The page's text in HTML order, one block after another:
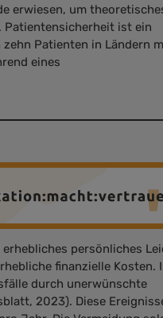
erwiesen, um
Patientensicherheit ist ein
Patienten in Ländern
eines
persönliches
finanzielle Kosten.
durch unerwünschte
2023). Diese